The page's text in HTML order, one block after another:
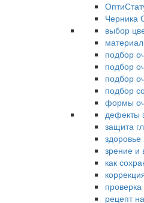
Черника
выбор
подбор
подбор
подбор
подбор
формы
дефекты
защита
здоровье
зрение и
как
рецепт